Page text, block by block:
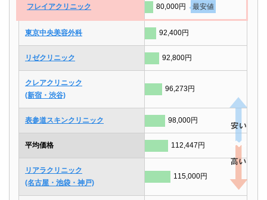
フレイアクリニック 80,000円 最安値
東京中央美容外科 92,400円
リゼクリニック 92,800円
クレアクリニック
(新宿・渋谷)
96,273円
表参道スキンクリニック 98,000円
平均価格 112,447円
リアラクリニック
(名古屋・池袋・神戸)
115,000円